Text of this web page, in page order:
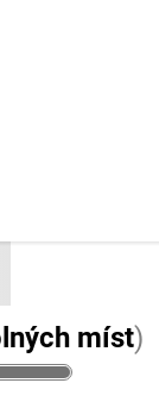
míst)